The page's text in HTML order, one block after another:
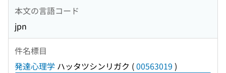
本文の言語コード
jpn
件名標目
発達心理学 ハッタツシンリガク (00563019 )